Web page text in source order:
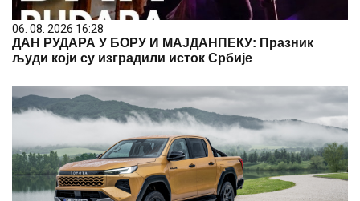
06. 08. 2026 16:28
ДАН РУДАРА У БОРУ И МАЈДАНПЕКУ: Празник
људи који су изградили исток Србије